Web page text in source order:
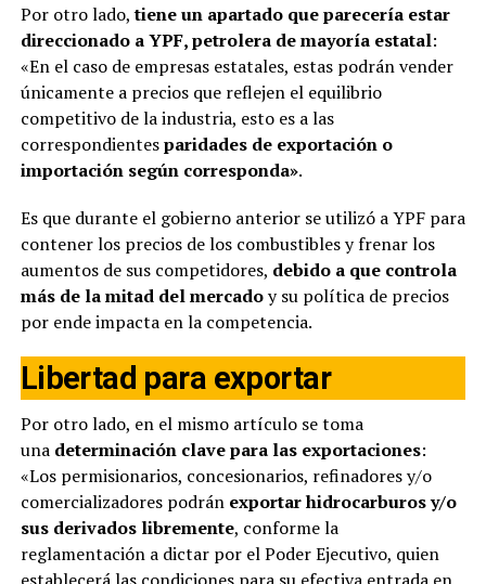
Por otro lado,tiene un apartado que parecería estar
direccionado a YPF, petrolera de mayoría estatal:
«En el caso de empresas estatales, estas podrán vender
únicamente a precios que reflejen el equilibrio
competitivo de la industria, esto es a las
correspondientesparidades de exportación o
importación según corresponda».
Es que durante el gobierno anterior se utilizó a YPF para
contener los precios de los combustibles y frenar los
aumentos de sus competidores, debido a que controla
más de la mitad del mercadoy su política de precios
por ende impacta en la competencia.
Libertad para exportar
Por otro lado, en el mismo artículo se toma
unadeterminación clave para las exportaciones:
«Los permisionarios, concesionarios, refinadores y/o
comercializadores podrán exportar hidrocarburos y/o
sus derivados libremente, conforme la
reglamentación a dictar por el Poder Ejecutivo, quien